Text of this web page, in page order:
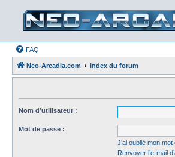
FAQ
Neo-Arcadia.com Index du forum
Nom d’utilisateur :
Mot de passe :
J’ai oublié mon
Renvoyer l’e-mail